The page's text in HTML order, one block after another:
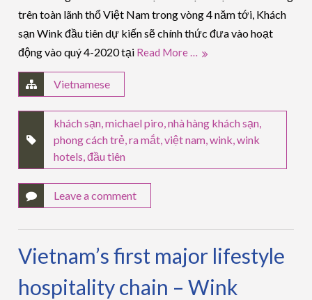
trên toàn lãnh thổ Việt Nam trong vòng 4 năm tới, Khách
sạn Wink đầu tiên dự kiến sẽ chính thức đưa vào hoạt
động vào quý 4-2020 tại Read More …
Vietnamese
khách sạn ,michael piro ,nhà hàng khách sạn
phong cách trẻ ,ra mắt ,việt nam ,wink ,wink
hotels ,đầu tiên
Leave a comment
Vietnam’s first major lifestyle
hospitality chain – Wink